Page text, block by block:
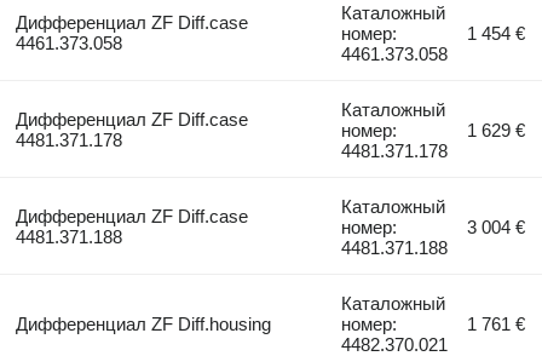
Дифференциал ZF Diff.case
4461.373.058
Каталожный
номер:
4461.373.058
1 454 €
Дифференциал ZF Diff.case
4481.371.178
Каталожный
номер:
4481.371.178
1 629 €
Дифференциал ZF Diff.case
4481.371.188
Каталожный
номер:
4481.371.188
3 004 €
Дифференциал ZF Diff.housing
Каталожный
номер:
4482.370.021
1 761 €